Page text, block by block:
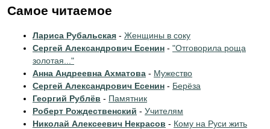
Самое читаемое
Лариса Рубальская - Женщины в соку
Сергей Александрович Есенин - "Отговорила роща
золотая..."
Анна Андреевна Ахматова - Мужество
Сергей Александрович Есенин - Берёза
Георгий Рублёв - Памятник
Роберт Рождественский - Учителям
Николай Алексеевич Некрасов - Кому на Руси жить